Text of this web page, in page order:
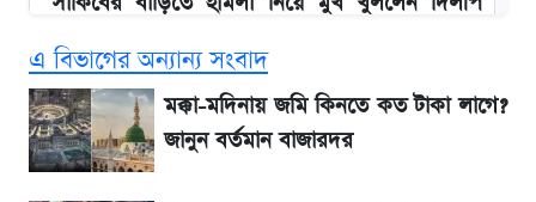
আগামী ৪ দিনের আবহাওয়া নিয়ে বড় সতর্কবার্তা
লিটনকে নিয়ে টিম ম্যানেজমেন্টের নতুন পরিকল্পনা
এ বিভাগের অন্যান্য সংবাদ
মক্কা-মদিনায় জমি কিনতে কত টাকা লাগে?
জানুন বর্তমান বাজারদর